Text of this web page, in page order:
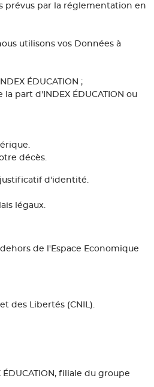
prévus par la réglementation en
utilisons vos Données à
ÉDUCATION ;
part d'INDEX ÉDUCATION ou
décès.
d'identité.
légaux.
de l'Espace Economique
des Libertés (CNIL).
filiale du groupe